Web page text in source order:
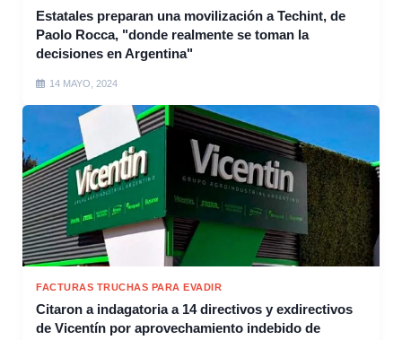
Estatales preparan una movilización a Techint, de
Paolo Rocca, "donde realmente se toman la
decisiones en Argentina"
14 MAYO, 2024
FACTURAS TRUCHAS PARA EVADIR
Citaron a indagatoria a 14 directivos y exdirectivos
de Vicentín por aprovechamiento indebido de